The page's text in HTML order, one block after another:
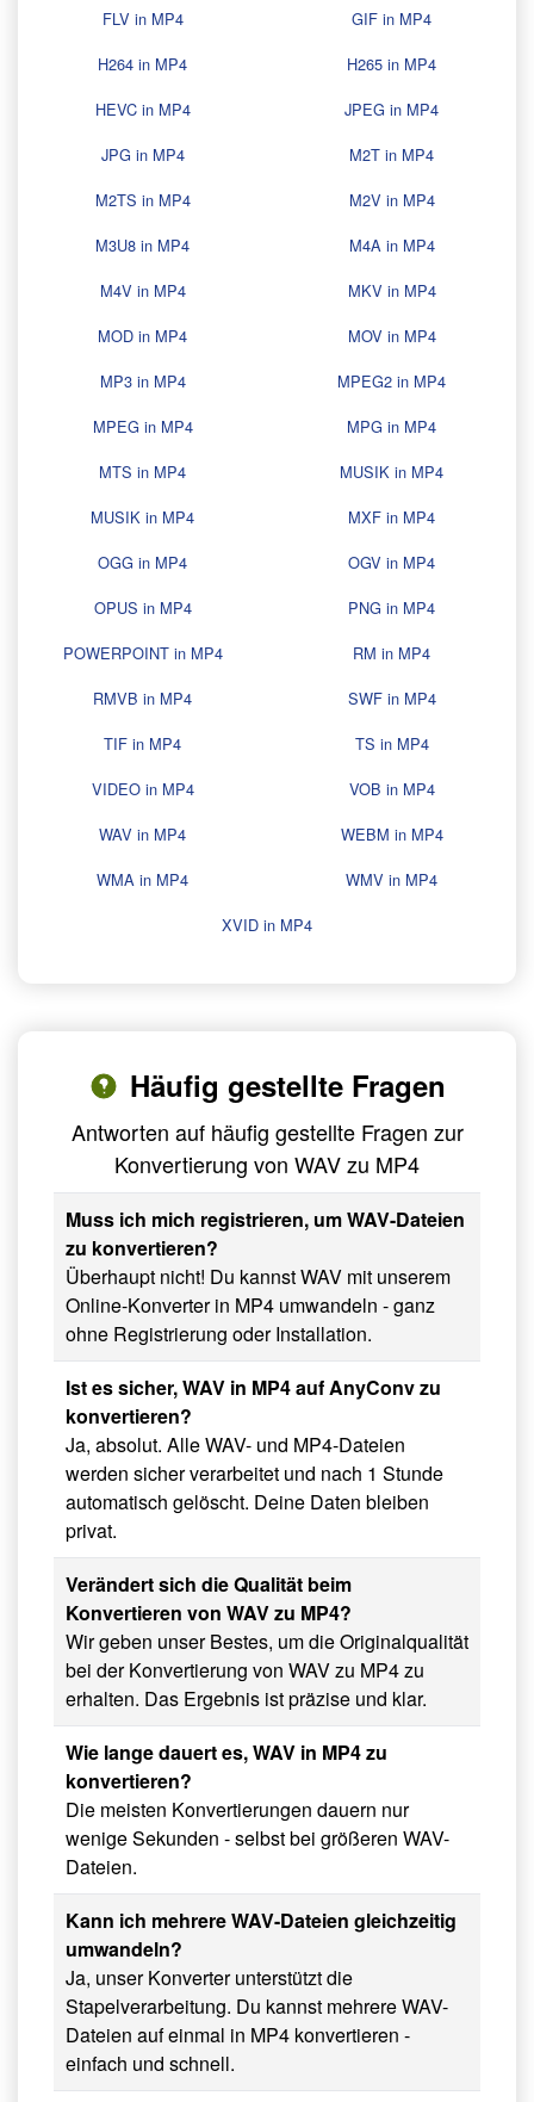
FLV in MP4
GIF in MP4
H264 in MP4
H265 in MP4
HEVC in MP4
JPEG in MP4
JPG in MP4
M2T in MP4
M2TS in MP4
M2V in MP4
M3U8 in MP4
M4A in MP4
M4V in MP4
MKV in MP4
MOD in MP4
MOV in MP4
MP3 in MP4
MPEG2 in MP4
MPEG in MP4
MPG in MP4
MTS in MP4
MUSIK in MP4
MUSIK in MP4
MXF in MP4
OGG in MP4
OGV in MP4
OPUS in MP4
PNG in MP4
POWERPOINT in MP4
RM in MP4
RMVB in MP4
SWF in MP4
TIF in MP4
TS in MP4
VIDEO in MP4
VOB in MP4
WAV in MP4
WEBM in MP4
WMA in MP4
WMV in MP4
XVID in MP4
Häufig gestellte Fragen
Antworten auf häufig gestellte Fragen zur
Konvertierung von WAV zu MP4
Muss ich mich registrieren, um WAV-Dateien
zu konvertieren?
Überhaupt nicht! Du kannst WAV mit unserem
Online-Konverter in MP4 umwandeln - ganz
ohne Registrierung oder Installation.
Ist es sicher, WAV in MP4 auf AnyConv zu
konvertieren?
Ja, absolut. Alle WAV- und MP4-Dateien
werden sicher verarbeitet und nach 1 Stunde
automatisch gelöscht. Deine Daten bleiben
privat.
Verändert sich die Qualität beim
Konvertieren von WAV zu MP4?
Wir geben unser Bestes, um die Originalqualität
bei der Konvertierung von WAV zu MP4 zu
erhalten. Das Ergebnis ist präzise und klar.
Wie lange dauert es, WAV in MP4 zu
konvertieren?
Die meisten Konvertierungen dauern nur
wenige Sekunden - selbst bei größeren WAV-
Dateien.
Kann ich mehrere WAV-Dateien gleichzeitig
umwandeln?
Ja, unser Konverter unterstützt die
Stapelverarbeitung. Du kannst mehrere WAV-
Dateien auf einmal in MP4 konvertieren -
einfach und schnell.